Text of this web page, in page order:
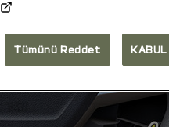
Tümünü Reddet KABUL